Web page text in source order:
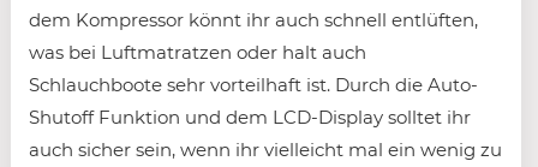
dem Kompressor könnt ihr auch schnell entlüften,
was bei Luftmatratzen oder halt auch
Schlauchboote sehr vorteilhaft ist. Durch die Auto-
Shutoff Funktion und dem LCD-Display solltet ihr
auch sicher sein, wenn ihr vielleicht mal ein wenig zu